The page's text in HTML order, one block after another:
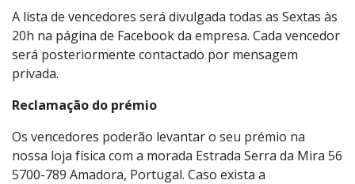
A lista de vencedores será divulgada todas as Sextas às
20h na página de Facebook da empresa. Cada vencedor
será posteriormente contactado por mensagem
privada.
Reclamação do prémio
Os vencedores poderão levantar o seu prémio na
nossa loja física com a morada Estrada Serra da Mira 56
5700-789 Amadora, Portugal. Caso exista a